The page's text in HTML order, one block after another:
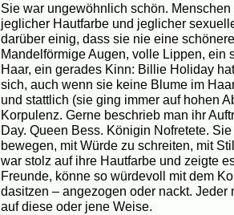
Sie war ungewöhnlich schön.
jeglicher Hautfarbe und jeglicher
darüber einig, dass sie nie eine
Mandelförmige Augen, volle Lippen, ein
Haar, ein gerades Kinn: Billie Holiday
sich, auch wenn sie keine Blume im
und stattlich (sie ging immer auf hohen
Korpulenz. Gerne beschrieb man ihr
Day. Queen Bess. Königin Nofretete.
bewegen, mit Würde zu schreiten, mit
war stolz auf ihre Hautfarbe und zeigte
Freunde, könne so würdevoll mit dem
dasitzen – angezogen oder nackt.
auf diese oder jene Weise.